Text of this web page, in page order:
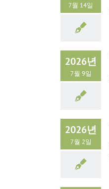
7월 14일
2026년
7월 9일
2026년
7월 2일